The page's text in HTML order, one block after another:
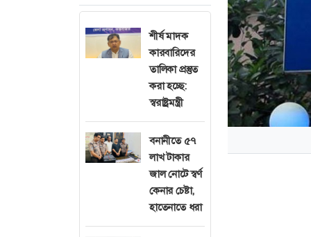
শীর্ষ মাদক
কারবারিদের
তালিকা প্রস্তুত
করা হচ্ছে:
স্বরাষ্ট্রমন্ত্রী
বনানীতে ৫৭
লাখ টাকার
জাল নোটে স্বর্ণ
কেনার চেষ্টা,
হাতেনাতে ধরা